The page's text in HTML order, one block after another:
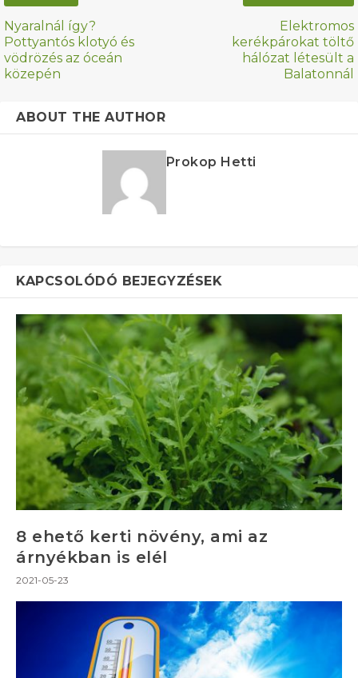
Nyaralnál így?
Pottyantós klotyó és
vödrözés az óceán
közepén
Elektromos
kerékpárokat töltő
hálózat létesült a
Balatonnál
ABOUT THE AUTHOR
Prokop Hetti
KAPCSOLÓDÓ BEJEGYZÉSEK
8 ehető kerti növény, ami az
árnyékban is elél
2021-05-23